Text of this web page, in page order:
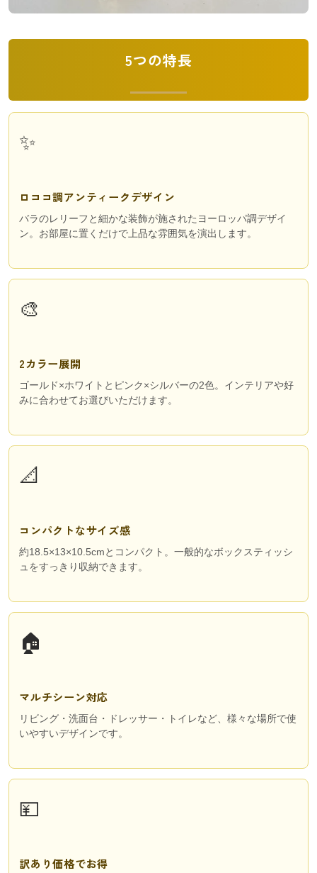
5つの特長
✨
ロココ調アンティークデザイン
バラのレリーフと細かな装飾が施されたヨーロッパ調デザイ
ン。お部屋に置くだけで上品な雰囲気を演出します。
🎨
2カラー展開
ゴールド×ホワイトとピンク×シルバーの2色。インテリアや好
みに合わせてお選びいただけます。
📐
コンパクトなサイズ感
約18.5×13×10.5cmとコンパクト。一般的なボックスティッシ
ュをすっきり収納できます。
🏠
マルチシーン対応
リビング・洗面台・ドレッサー・トイレなど、様々な場所で使
いやすいデザインです。
💴
訳あり価格でお得